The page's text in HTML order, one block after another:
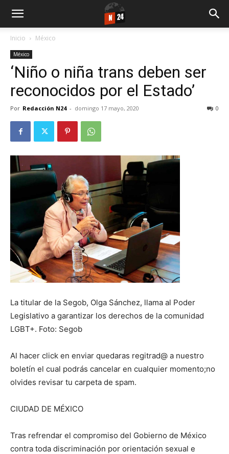
Inicio México
México
‘Niño o niña trans deben ser
reconocidos por el Estado’
Por Redacción N24 - domingo 17 mayo, 2020 0
La titular de la Segob, Olga Sánchez, llama al Poder
Legislativo a garantizar los derechos de la comunidad
LGBT+. Foto: Segob
Al hacer click en enviar quedaras regitrad@ a nuestro
boletín el cual podrás cancelar en cualquier momento;no
olvides revisar tu carpeta de spam.
CIUDAD DE MÉXICO
Tras refrendar el compromiso del Gobierno de México
contra toda discriminación por orientación sexual e